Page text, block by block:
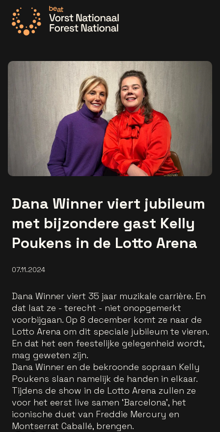
Dana Winner viert jubileum
met bijzondere gast Kelly
Poukens in de Lotto Arena
07.11.2024
Dana Winner viert 35 jaar muzikale carrière. En
dat laat ze - terecht - niet onopgemerkt
voorbijgaan. Op 8 december komt ze naar de
Lotto Arena om dit speciale jubileum te vieren.
En dat het een feestelijke gelegenheid wordt,
mag geweten zijn.
Dana Winner en de bekroonde sopraan Kelly
Poukens slaan namelijk de handen in elkaar.
Tijdens de show in de Lotto Arena zullen ze
voor het eerst live samen ‘Barcelona’, het
iconische duet van Freddie Mercury en
Montserrat Caballé, brengen.